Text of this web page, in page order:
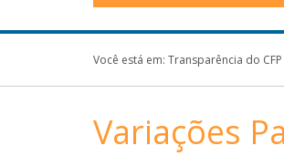
Você está em: Transparência do CFP
Variações